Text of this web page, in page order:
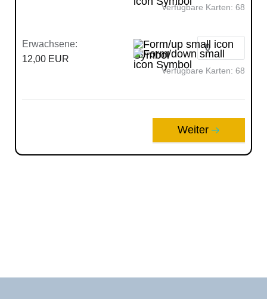
Verfügbare Karten: 68
Erwachsene:
12,00 EUR
Verfügbare Karten: 68
Weiter